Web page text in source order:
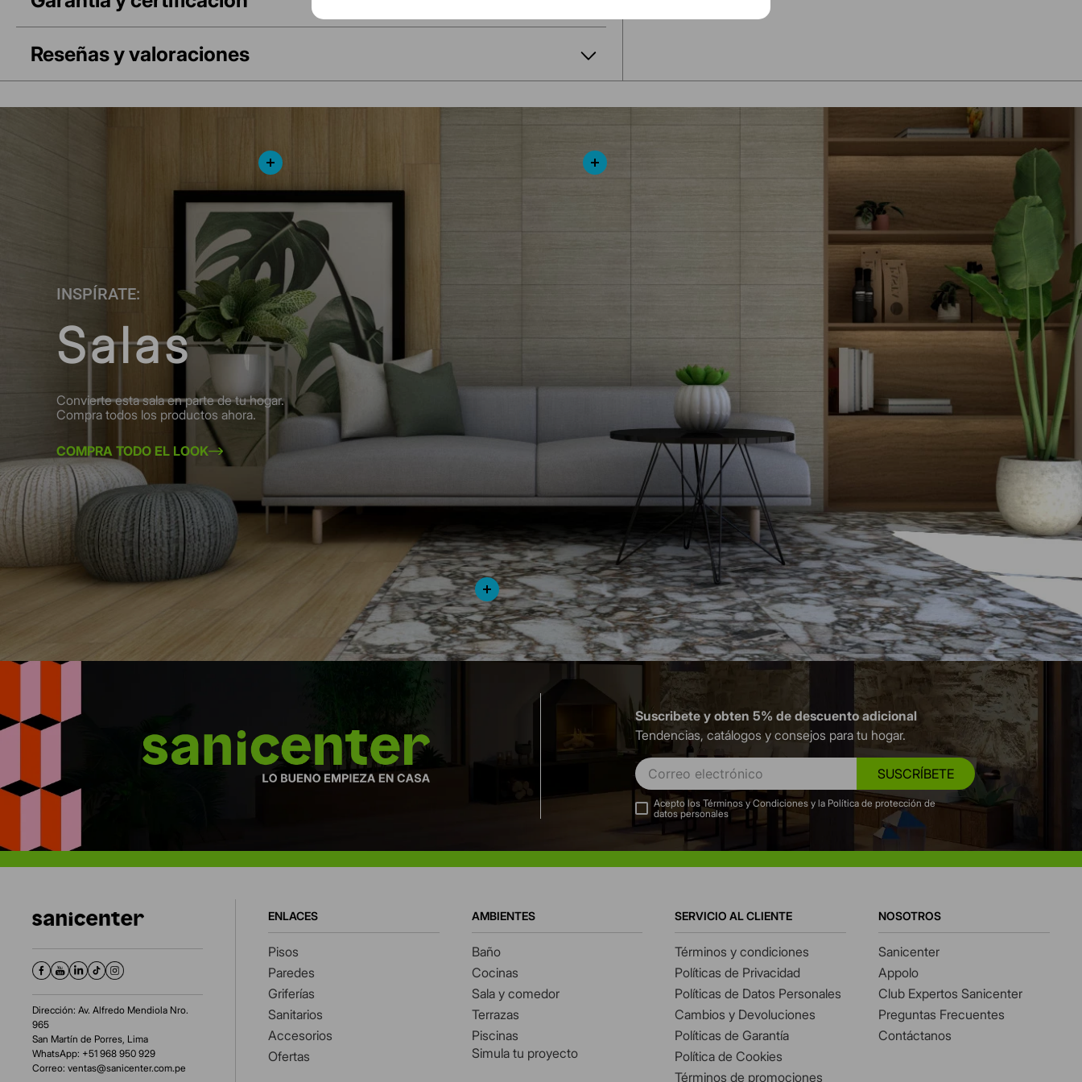
Reseñas y valoraciones
INSPÍRATE:
Salas
Convierte esta sala en parte de tu hogar.
Compra todos los productos ahora.
COMPRA TODO EL LOOK
Suscribete y obten 5% de descuento adicional
Tendencias, catálogos y consejos para tu hogar.
SUSCRÍBETE
Acepto los Términos y Condiciones y la Política de protección de
datos personales
Dirección: Av. Alfredo Mendiola Nro.
965
San Martín de Porres, Lima
WhatsApp: +51 968 950 929
Correo: ventas@sanicenter.com.pe
ENLACES
Pisos
Paredes
Griferías
Sanitarios
Accesorios
Ofertas
AMBIENTES
Baño
Cocinas
Sala y comedor
Terrazas
Piscinas
Simula tu proyecto
SERVICIO AL CLIENTE
Términos y condiciones
Políticas de Privacidad
Políticas de Datos Personales
Cambios y Devoluciones
Políticas de Garantía
Política de Cookies
Términos de promociones
NOSOTROS
Sanicenter
Appolo
Club Expertos Sanicenter
Preguntas Frecuentes
Contáctanos